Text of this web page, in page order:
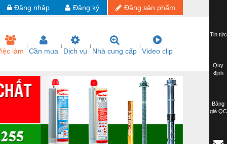
Đăng sản phẩm
Đăng ký
Đăng nhập
làm Cần mua Dịch vụ Nhà cung cấp Video clip
Tin tức
Quy
định
Bảng
giá QC